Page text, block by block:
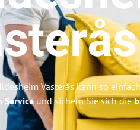
Västerås kann so
Serviceund sichern Sie sich die